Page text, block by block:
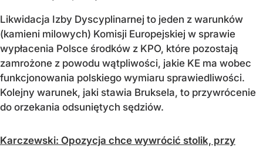
Likwidacja Izby Dyscyplinarnej to jeden z warunków
(kamieni milowych) Komisji Europejskiej w sprawie
wypłacenia Polsce środków z KPO, które pozostają
zamrożone z powodu wątpliwości, jakie KE ma wobec
funkcjonowania polskiego wymiaru sprawiedliwości.
Kolejny warunek, jaki stawia Bruksela, to przywrócenie
do orzekania odsuniętych sędziów.
Karczewski: Opozycja chce wywrócić stolik, przy